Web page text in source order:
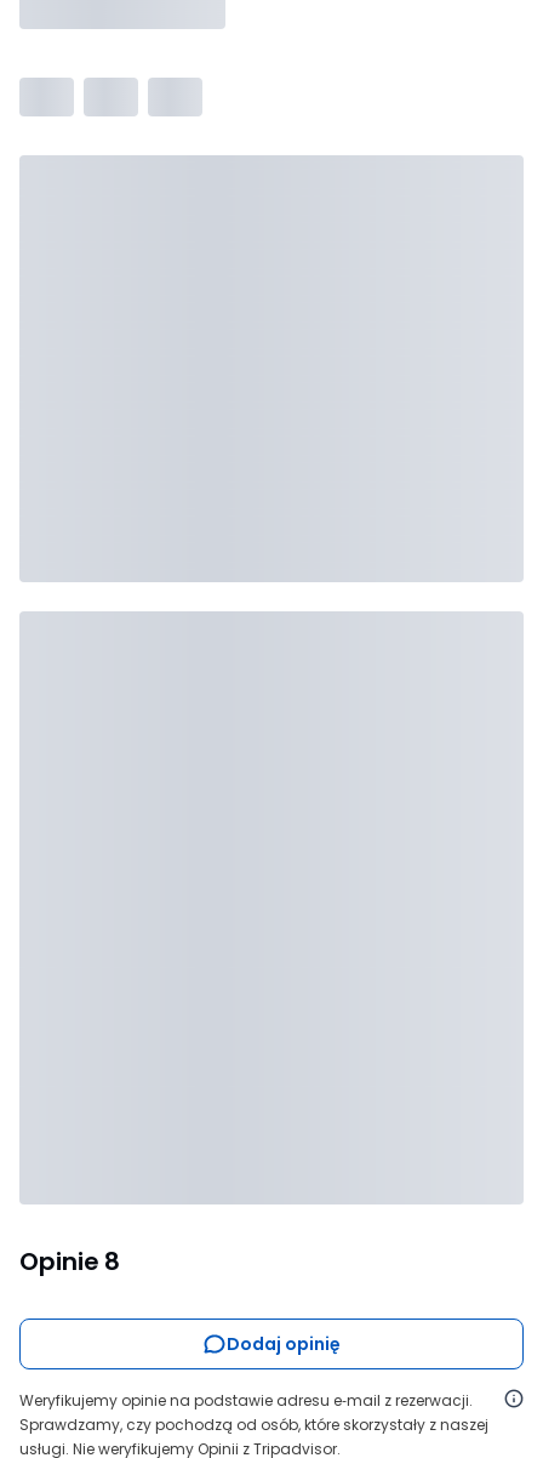
Opinie 8
Dodaj opinię
Weryfikujemy opinie na podstawie adresu e‑mail z rezerwacji.
Sprawdzamy, czy pochodzą od osób, które skorzystały z naszej
usługi. Nie weryfikujemy Opinii z Tripadvisor.